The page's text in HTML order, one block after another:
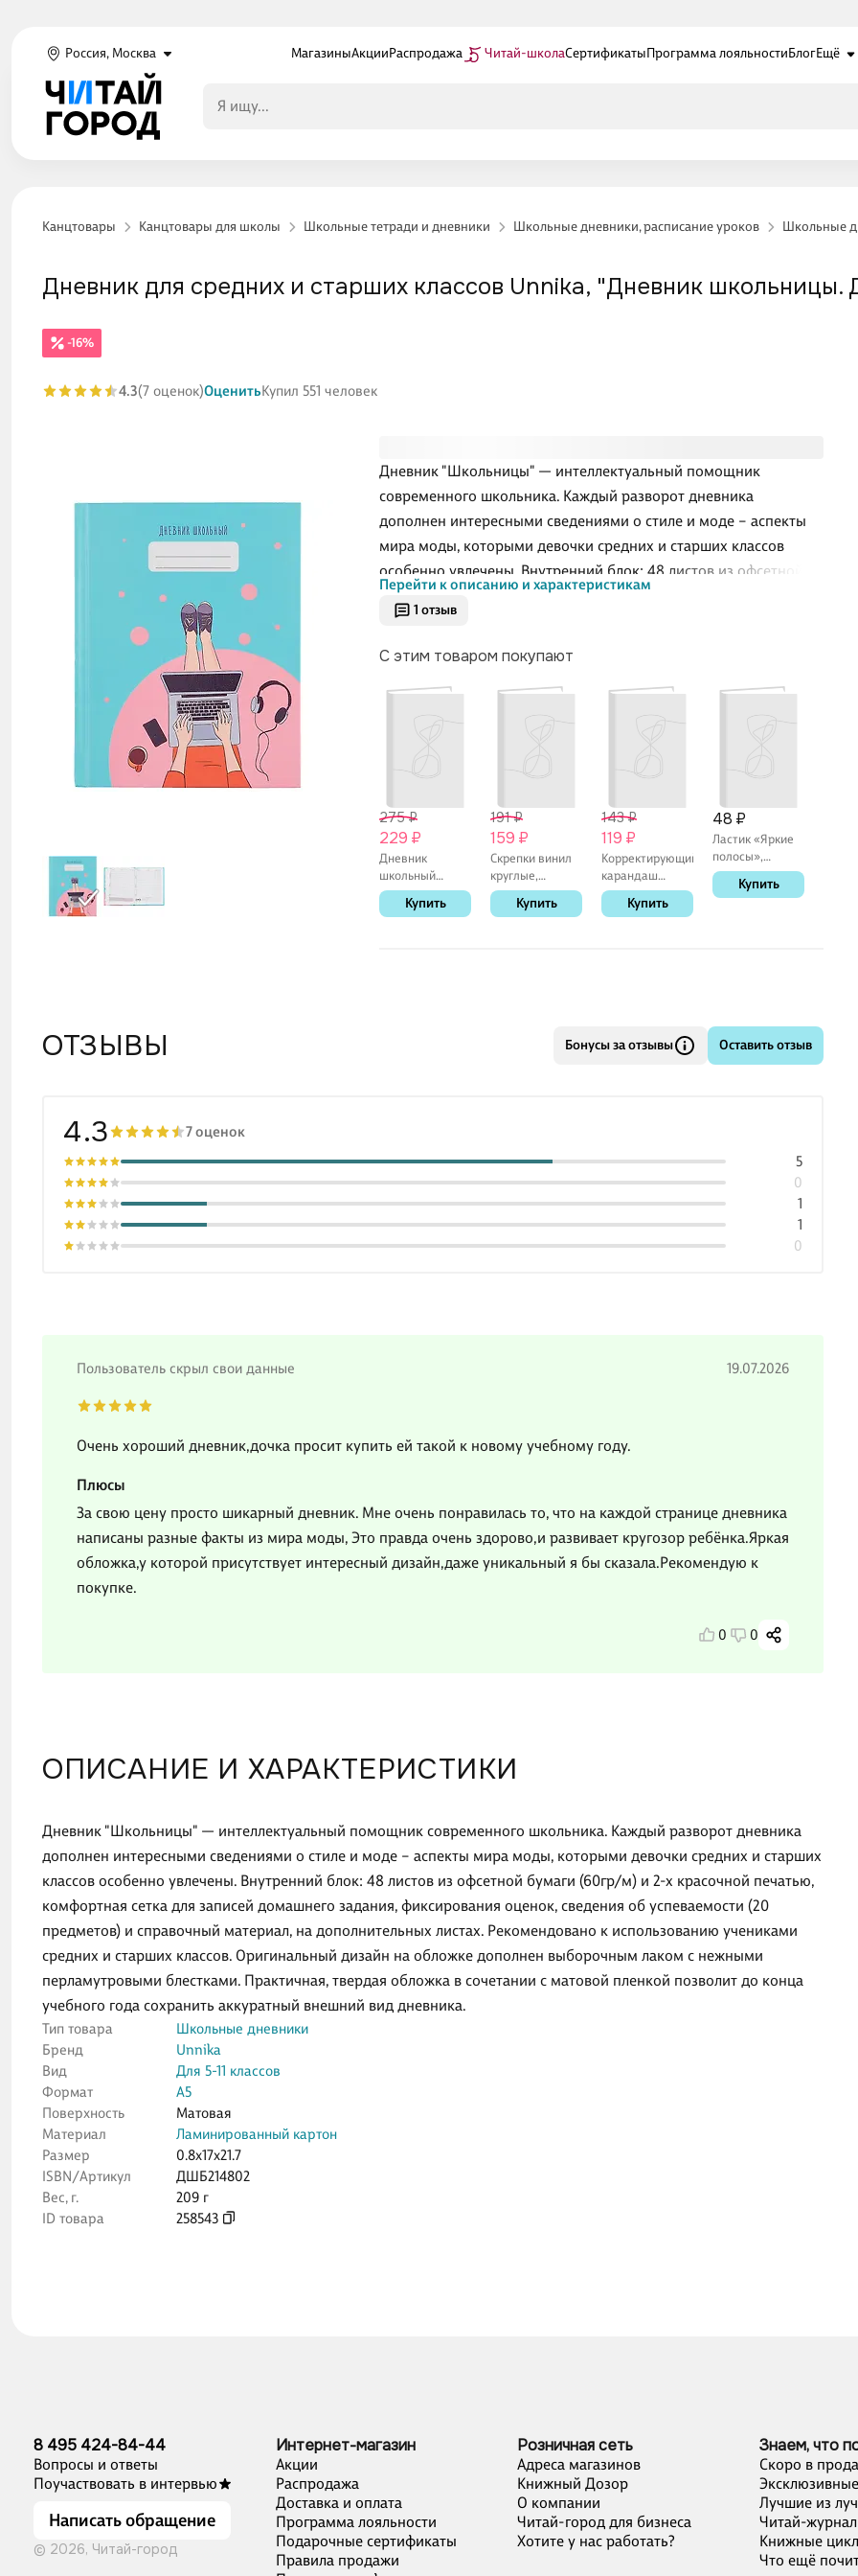
Россия, Москва МагазиныАкцииРаспродажа Читай-школаСертификатыПрограмма лояльностиБлогЕщё
Канцтовары Канцтовары для школы Школьные тетради и дневники Школьные дневники, расписание уроков Школьные
1 отзыв
Дневник "Школьницы" — интеллектуальный помощник
современного школьника. Каждый разворот дневника
дополнен интересными сведениями о стиле и моде – аспекты
мира моды, которыми девочки средних и старших классов
особенно увлечены. Внутренний блок: 48 листов из офсетной
бумаги (60гр/м) и 2-х красочной печатью, комфортная сетка для
записей домашнего задания, фиксирования оценок, сведения
об успеваемости (20 предметов) и справочный материал, на
дополнительных листах. Рекомендовано к использованию
учениками средних и старших классов. Оригинальный дизайн
Перейти к описанию и характеристикам
С этим товаром покупают
275 ₽
229 ₽
Дневник
школьный
«Белый», для
средних и
Купить
191 ₽
159 ₽
Скрепки винил
круглые,
GoodMark, 28
мм, 100 штук, в
Купить
143 ₽
119 ₽
Корректирующий
карандаш
GoodMark, 8 мл,
металлический
Купить
48 ₽
Ластик «Яркие
полосы»,
Sunbaby, в
ассортименте
Купить
-16%
Дневник для средних и старших классов Unnika, "Дневник школьницы.
4.3(7 оценок)ОценитьКупил 551 человек
ОПИСАНИЕ И ХАРАКТЕРИСТИКИ
Дневник "Школьницы" — интеллектуальный помощник современного школьника. Каждый разворот дневника
дополнен интересными сведениями о стиле и моде – аспекты мира моды, которыми девочки средних и старших
классов особенно увлечены. Внутренний блок: 48 листов из офсетной бумаги (60гр/м) и 2-х красочной печатью,
комфортная сетка для записей домашнего задания, фиксирования оценок, сведения об успеваемости (20
предметов) и справочный материал, на дополнительных листах. Рекомендовано к использованию учениками
средних и старших классов. Оригинальный дизайн на обложке дополнен выборочным лаком с нежными
перламутровыми блестками. Практичная, твердая обложка в сочетании с матовой пленкой позволит до конца
учебного года сохранить аккуратный внешний вид дневника.
Тип товара
Школьные дневники
Бренд
Unnika
Вид
Для 5-11 классов
Формат
А5
Поверхность
Матовая
Материал
Ламинированный картон
Размер
0.8x17x21.7
ISBN/Артикул
ДШБ214802
Вес, г.
209 г
ID товара
258543
ОТЗЫВЫ Бонусы за отзывы Оставить отзыв
4.3 7 оценок
0
1
1
0
5
Пользователь скрыл свои данные 19.07.2026
Очень хороший дневник,дочка просит купить ей такой к новому учебному году.
Плюсы
За свою цену просто шикарный дневник. Мне очень понравилась то, что на каждой странице дневника
написаны разные факты из мира моды, Это правда очень здорово,и развивает кругозор ребёнка.Яркая
обложка,у которой присутствует интересный дизайн,даже уникальный я бы сказала.Рекомендую к
покупке.
0 0
8 495 424-84-44
Вопросы и ответы
Поучаствовать в интервью
Написать обращение
© 2026, Читай-город
Интернет-магазин
Акции
Распродажа
Доставка и оплата
Программа лояльности
Подарочные сертификаты
Правила продажи
Розничная сеть
Адреса магазинов
Книжный Дозор
О компании
Читай-город для бизнеса
Хотите у нас работать?
Знаем, что
Скоро в
Лучшие из
Читай-журнал
Книжные
Что ещё